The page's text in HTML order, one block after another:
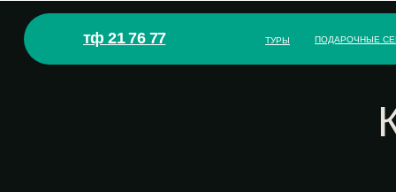
тф 21 76 77 ПОДАРОЧНЫЕ
ТУРЫ